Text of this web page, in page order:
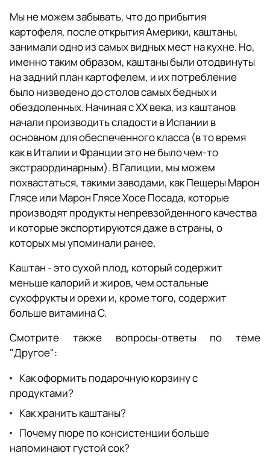
Мы не можем забывать, что до прибытия
картофеля, после открытия Америки, каштаны,
занимали одно из самых видных мест на кухне. Но,
именно таким образом, каштаны были отодвинуты
на задний план картофелем, и их потребление
было низведено до столов самых бедных и
обездоленных. Начиная с XX века, из каштанов
начали производить сладости в Испании в
основном для обеспеченного класса (в то время
как в Италии и Франции это не было чем-то
экстраординарным). В Галиции, мы можем
похвастаться, такими заводами, как Пещеры Марон
Глясе или Марон Глясе Хосе Посада, которые
производят продукты непревзойденного качества
и которые экспортируются даже в страны, о
которых мы упоминали ранее.
Каштан - это сухой плод, который содержит
меньше калорий и жиров, чем остальные
сухофрукты и орехи и, кроме того, содержит
больше витамина С.
Смотрите также вопросы-ответыпо теме
"Другое":
Как оформить подарочную корзину с
продуктами?
Как хранить каштаны?
Почему пюре по консистенции больше
напоминают густой сок?